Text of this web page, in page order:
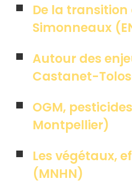
De la
Simonneaux
Autour des
Castanet-
OGM,
Montpellier)
Les végétaux,
(MNHN)